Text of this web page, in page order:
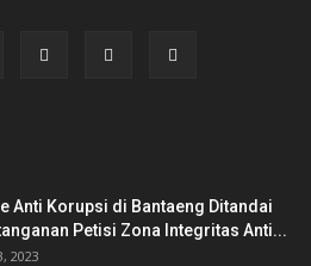
Anti Korupsi di Bantaeng Ditandai
Petisi Zona Integritas Anti...
2023